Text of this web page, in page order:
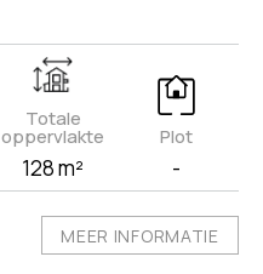
Totale
oppervlakte
128 m²
Plot
-
MEER INFORMATIE